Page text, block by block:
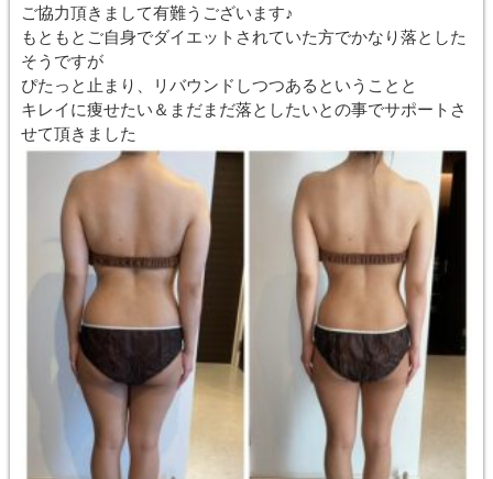
ご協力頂きまして有難うございます♪
もともとご自身でダイエットされていた方でかなり落とした
そうですが
ぴたっと止まり、リバウンドしつつあるということと
キレイに痩せたい＆まだまだ落としたいとの事でサポートさ
せて頂きました